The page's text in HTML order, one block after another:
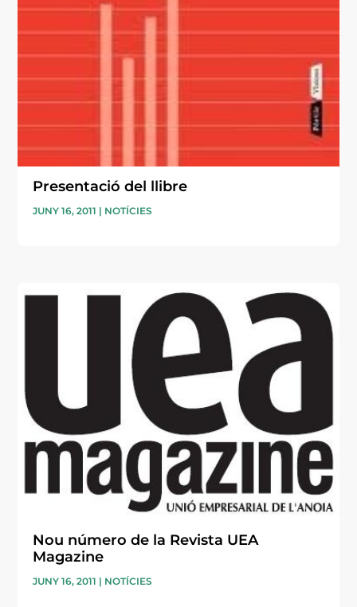
Presentació del llibre
JUNY 16, 2011 | NOTÍCIES
Nou número de la Revista UEA
Magazine
JUNY 16, 2011 | NOTÍCIES